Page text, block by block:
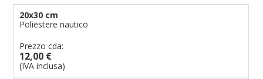
Bandiere per enti pubblici
Bandiere per ambasciate
Bandiere per riserve naturali e parchi
Bandiere per musicisti
20x30 cm
Poliestere nautico
Prezzo cda:
12,00 €
(IVA inclusa)